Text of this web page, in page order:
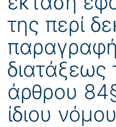
της περί
διατάξεως
άρθρου
ίδιου νόμου